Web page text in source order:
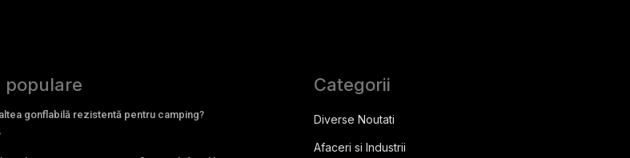
populare
gonflabilă rezistentă pentru camping?
Categorii
Diverse Noutati
Afaceri si Industrii